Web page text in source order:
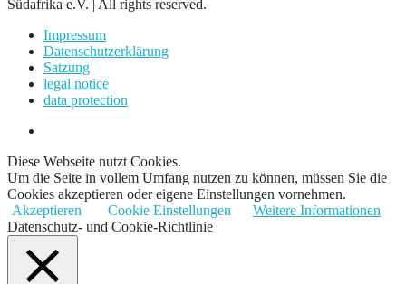
Südafrika e.V. | All rights reserved.
Impressum
Datenschutzerklärung
Satzung
legal notice
data protection
Diese Webseite nutzt Cookies.
Um die Seite in vollem Umfang nutzen zu können, müssen Sie die
Cookies akzeptieren oder eigene Einstellungen vornehmen.
Akzeptieren
Cookie Einstellungen
Weitere Informationen
Datenschutz- und Cookie-Richtlinie